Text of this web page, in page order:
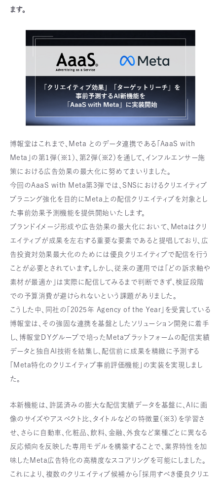
ます。
博報堂はこれまで、Meta とのデータ連携である「AaaS with
Meta」の第1弾（※1）、第2弾（※2）を通して、インフルエンサー施
策における広告効果の最大化に努めてまいりました。
今回のAaaS with Meta第3弾では、SNSにおけるクリエイティブ
プラニング強化を目的にMeta上の配信クリエイティブを対象とし
た事前効果予測機能を提供開始いたします。
ブランドイメージ形成や広告効果の最大化において、Metaはクリ
エイティブが成果を左右する重要な要素であると提唱しており、広
告投資対効果最大化のためには優良クリエイティブで配信を行う
ことが必要とされています。しかし、従来の運用では「どの訴求軸や
素材が最適か」は実際に配信してみるまで判断できず、検証段階
での予算消費が避けられないという課題がありました。
こうした中、同社の「2025年 Agency of the Year」を受賞している
博報堂は、その強固な連携を基盤としたソリューション開発に着手
し、博報堂ＤＹグループで培ったMetaプラットフォームの配信実績
データと独自AI技術を結集し、配信前に成果を精緻に予測する
「Meta特化のクリエイティブ事前評価機能」の実装を実現しまし
た。
本新機能は、許諾済みの膨大な配信実績データを基盤に、AIに画
像のサイズやアスペクト比、タイトルなどの特徴量（※3）を学習さ
せ、さらに自動車、化粧品、飲料、金融、外食など業種ごとに異なる
反応傾向を反映した専用モデルを構築することで、業界特性を加
味したMeta広告特化の高精度なスコアリングを可能にしました。
これにより、複数のクリエイティブ候補から「採用すべき優良クリエ